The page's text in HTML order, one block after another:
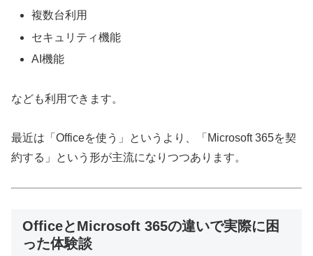
複数台利用
セキュリティ機能
AI機能
なども利用できます。
最近は「Officeを使う」というより、「Microsoft 365を契
約する」という形が主流になりつつあります。
OfficeとMicrosoft 365の違いで実際に困
った体験談